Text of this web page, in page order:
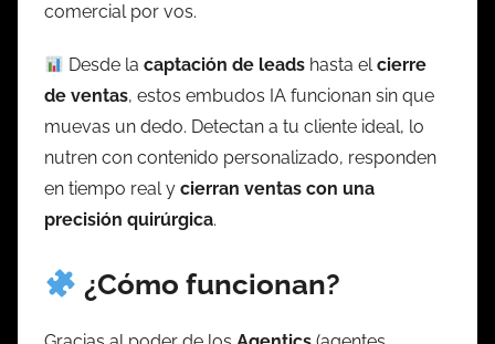
comercial por vos.
Desde lacaptación de leads hasta elcierre
de ventas, estos embudos IA funcionan sin que
muevas un dedo. Detectan a tu cliente ideal, lo
nutren con contenido personalizado, responden
en tiempo real y cierran ventas con una
precisión quirúrgica.
¿Cómo funcionan?